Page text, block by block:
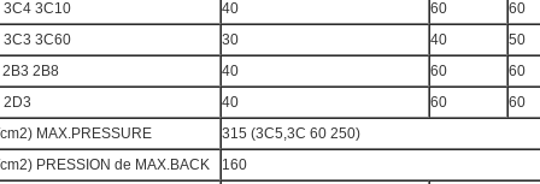
3C4 3C10
40 60
60
3C3 3C60
30 40
50
2B8
40 60
60
2D3
40 60
60
MAX.PRESSURE
315 (3C5,3C 60 250)
PRESSION de MAX.BACK
160